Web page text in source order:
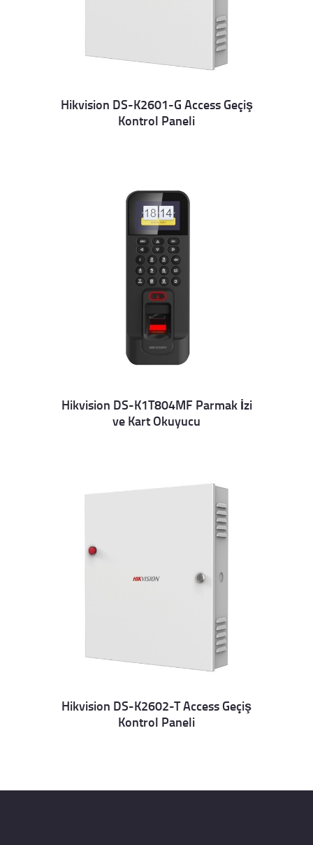
Details
Hikvision DS-K2601-G Access Geçiş
Kontrol Paneli
Details
Hikvision DS-K1T804MF Parmak İzi
ve Kart Okuyucu
Details
Hikvision DS-K2602-T Access Geçiş
Kontrol Paneli